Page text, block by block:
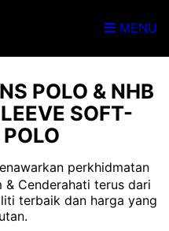
MENU
POLO & NHB
SOFT-
perkhidmatan
Cenderahati terus dari
terbaik dan harga yang